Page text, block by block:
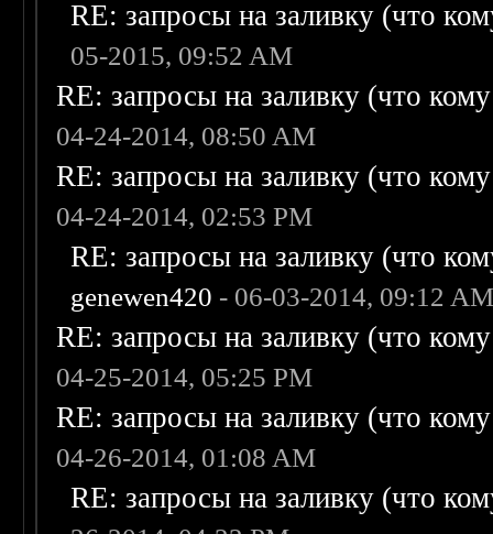
RE: запросы на заливку (что
05-2015, 09:52 AM
RE: запросы на заливку (что
04-24-2014, 08:50 AM
RE: запросы на заливку (что
04-24-2014, 02:53 PM
RE: запросы на заливку (что
genewen420 - 06-03-2014, 09:12
RE: запросы на заливку (что
04-25-2014, 05:25 PM
RE: запросы на заливку (что
04-26-2014, 01:08 AM
RE: запросы на заливку (что